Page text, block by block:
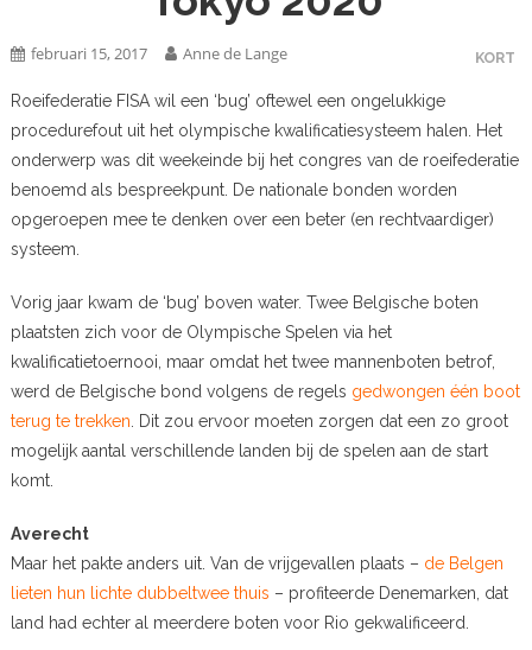
KORT
februari 15, 2017 Anne de Lange
Roeifederatie FISA wil een ‘bug’ oftewel een ongelukkige
procedurefout uit het olympische kwalificatiesysteem halen. Het
onderwerp was dit weekeinde bij het congres van de roeifederatie
benoemd als bespreekpunt. De nationale bonden worden
opgeroepen mee te denken over een beter (en rechtvaardiger)
systeem.
Vorig jaar kwam de ‘bug’ boven water. Twee Belgische boten
plaatsten zich voor de Olympische Spelen via het
kwalificatietoernooi, maar omdat het twee mannenboten betrof,
werd de Belgische bond volgens de regels gedwongen één boot
terug te trekken . Dit zou ervoor moeten zorgen dat een zo groot
mogelijk aantal verschillende landen bij de spelen aan de start
komt.
Averecht
Maar het pakte anders uit. Van de vrijgevallen plaats – de Belgen
lieten hun lichte dubbeltwee thuis – profiteerde Denemarken, dat
land had echter al meerdere boten voor Rio gekwalificeerd.